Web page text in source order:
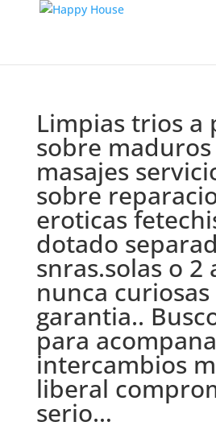
Limpias trios a
sobre
masajes
sobre
eroticas
dotado
snras.solas o 2
nunca
garantia..
para
intercambios
liberal
serio…